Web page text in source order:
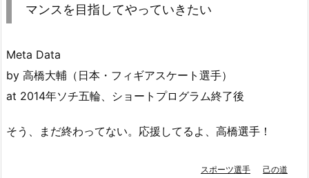
マンスを目指してやっていきたい
Meta Data
by 高橋大輔（日本・フィギアスケート選手）
at 2014年ソチ五輪、ショートプログラム終了後
そう、まだ終わってない。応援してるよ、高橋選手！
スポーツ選手 己の道